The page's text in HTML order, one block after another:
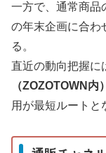
一方で、通常商品
の年末企画に合わ
る。
直近の動向把握に
（ZOZOTOWN内）
用が最短ルートと